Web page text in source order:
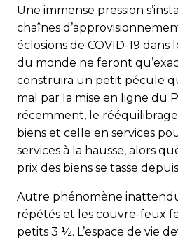
Une immense pression
chaînes
éclosions de COVID-19
du monde ne feront
construira un petit pécule
mal par la mise en ligne du
récemment, le
biens et celle en services
services à la hausse, alors
prix des biens se tasse
Autre phénomène
répétés et les couvre-feux
petits 3 ½. L’espace de vie